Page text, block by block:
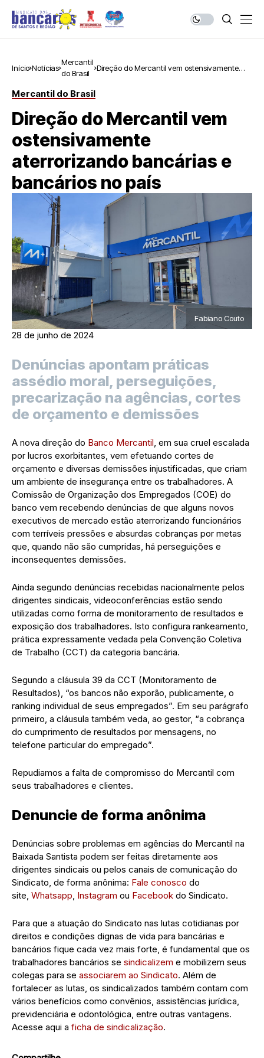
Início Notícias
Mercantil
do Brasil
Direção do Mercantil vem ostensivamente
Mercantil do Brasil
Direção do Mercantil vem
ostensivamente
aterrorizando bancárias e
bancários no país
Fabiano Couto
28 de junho de 2024
Denúncias apontam práticas
assédio moral, perseguições,
precarização na agências, cortes
de orçamento e demissões
A nova direção do Banco Mercantil , em sua cruel escalada
por lucros exorbitantes, vem efetuando cortes de
orçamento e diversas demissões injustificadas, que criam
um ambiente de insegurança entre os trabalhadores. A
Comissão de Organização dos Empregados (COE) do
banco vem recebendo denúncias de que alguns novos
executivos de mercado estão aterrorizando funcionários
com terríveis pressões e absurdas cobranças por metas
que, quando não são cumpridas, há perseguições e
inconsequentes demissões.
Ainda segundo denúncias recebidas nacionalmente pelos
dirigentes sindicais, videoconferências estão sendo
utilizadas como forma de monitoramento de resultados e
exposição dos trabalhadores. Isto configura rankeamento,
prática expressamente vedada pela Convenção Coletiva
de Trabalho (CCT) da categoria bancária.
Segundo a cláusula 39 da CCT (Monitoramento de
Resultados), “os bancos não exporão, publicamente, o
ranking individual de seus empregados”. Em seu parágrafo
primeiro, a cláusula também veda, ao gestor, “a cobrança
do cumprimento de resultados por mensagens, no
telefone particular do empregado”.
Repudiamos a falta de compromisso do Mercantil com
seus trabalhadores e clientes.
Denuncie de forma anônima
Denúncias sobre problemas em agências do Mercantil na
Baixada Santista podem ser feitas diretamente aos
dirigentes sindicais ou pelos canais de comunicação do
Sindicato, de forma anônima: Fale conosco do
site, Whatsapp Instagram ou Facebook do Sindicato.
Para que a atuação do Sindicato nas lutas cotidianas por
direitos e condições dignas de vida para bancárias e
bancários fique cada vez mais forte, é fundamental que os
trabalhadores bancários se sindicalizem e mobilizem seus
colegas para se associarem ao Sindicato. Além de
fortalecer as lutas, os sindicalizados também contam com
vários benefícios como convênios, assistências jurídica,
previdenciária e odontológica, entre outras vantagens.
Acesse aqui a ficha de sindicalização.